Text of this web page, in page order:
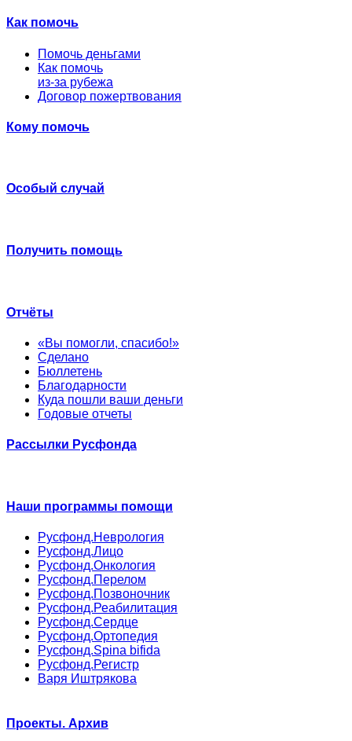
Как помочь
Помочь деньгами
Как помочь
из-за рубежа
Договор пожертвования
Кому помочь
Особый случай
Получить помощь
Отчёты
«Вы помогли, спасибо!»
Сделано
Бюллетень
Благодарности
Куда пошли ваши деньги
Годовые отчеты
Рассылки Русфонда
Наши программы помощи
Русфонд.Неврология
Русфонд.Лицо
Русфонд.Онкология
Русфонд.Перелом
Русфонд.Позвоночник
Русфонд.Реабилитация
Русфонд.Сердце
Русфонд.Ортопедия
Русфонд.Spina bifida
Русфонд.Регистр
Варя Иштрякова
Проекты. Архив